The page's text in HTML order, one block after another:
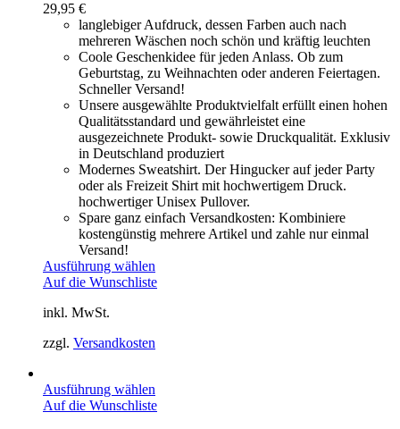
29,95 €
langlebiger Aufdruck, dessen Farben auch nach
mehreren Wäschen noch schön und kräftig leuchten
Coole Geschenkidee für jeden Anlass. Ob zum
Geburtstag, zu Weihnachten oder anderen Feiertagen.
Schneller Versand!
Unsere ausgewählte Produktvielfalt erfüllt einen hohen
Qualitätsstandard und gewährleistet eine
ausgezeichnete Produkt- sowie Druckqualität. Exklusiv
in Deutschland produziert
Modernes Sweatshirt. Der Hingucker auf jeder Party
oder als Freizeit Shirt mit hochwertigem Druck.
hochwertiger Unisex Pullover.
Spare ganz einfach Versandkosten: Kombiniere
kostengünstig mehrere Artikel und zahle nur einmal
Versand!
Ausführung wählen
Auf die Wunschliste
inkl. MwSt.
zzgl. Versandkosten
Ausführung wählen
Auf die Wunschliste